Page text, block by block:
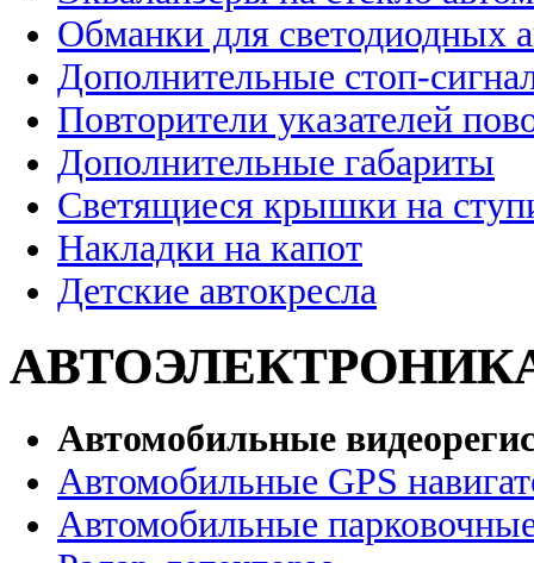
Обманки для светодиодных
Дополнительные стоп-
Повторители указателей
Дополнительные габариты
Светящиеся крышки на
Накладки на капот
Детские автокресла
Автомобильные
Автомобильные GPS
Автомобильные